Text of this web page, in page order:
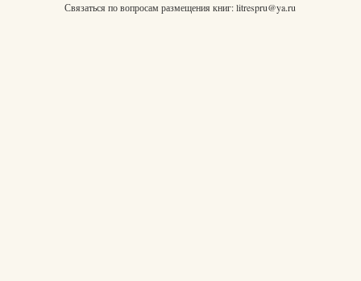
Связаться по вопросам размещения книг:litrespru@ya.ru